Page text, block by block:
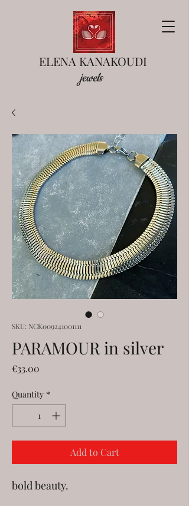
jewels
ELENA KANAKOUDI
SKU: NCK009241001111
PARAMOUR in silver
€33.00
Quantity *
Add to Cart
bold beauty.